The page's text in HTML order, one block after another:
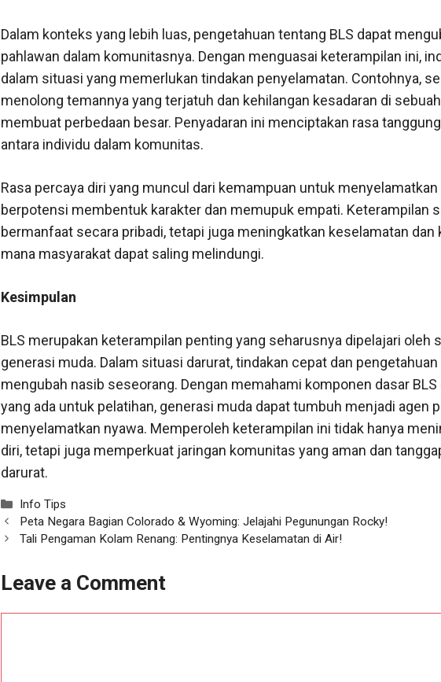
Dalam konteks yang lebih luas, pengetahuan tentang BLS dapat
pahlawan dalam komunitasnya. Dengan menguasai keterampilan ini,
dalam situasi yang memerlukan tindakan penyelamatan. Contohnya,
menolong temannya yang terjatuh dan kehilangan kesadaran di
membuat perbedaan besar. Penyadaran ini menciptakan rasa
antara individu dalam komunitas.
Rasa percaya diri yang muncul dari kemampuan untuk menyelamatkan
berpotensi membentuk karakter dan memupuk empati. Keterampilan
bermanfaat secara pribadi, tetapi juga meningkatkan keselamatan
mana masyarakat dapat saling melindungi.
Kesimpulan
BLS merupakan keterampilan penting yang seharusnya dipelajari oleh
generasi muda. Dalam situasi darurat, tindakan cepat dan
mengubah nasib seseorang. Dengan memahami komponen dasar
yang ada untuk pelatihan, generasi muda dapat tumbuh menjadi agen
menyelamatkan nyawa. Memperoleh keterampilan ini tidak hanya
diri, tetapi juga memperkuat jaringan komunitas yang aman dan
darurat.
Categories
Info Tips
Peta Negara Bagian Colorado & Wyoming: Jelajahi Pegunungan Rocky!
Tali Pengaman Kolam Renang: Pentingnya Keselamatan di Air!
Leave a Comment